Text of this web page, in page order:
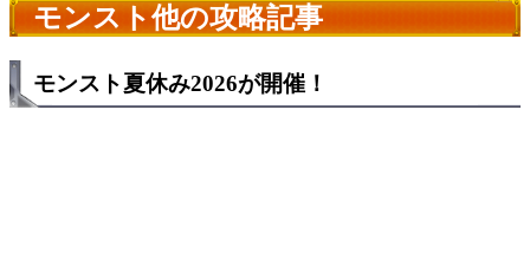
モンスト他の攻略記事
モンスト夏休み2026が開催！